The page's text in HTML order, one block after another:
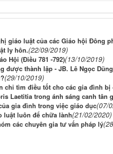
giáo luật của các Giáo hội Đông
ly hôn.(22/09/2019)
Hội (Điều 781 -792)(13/10/2019)
được thành lập - JB. Lê Ngọc Dũng
(29/10/2019)
chỉ tìm điều tốt cho các gia đình bị
Laetitia trong ánh sáng canh tân
gia đình trong việc giáo dục(07/
luật luôn để chữa lành(21/02/2020)
các chuyên gia tư vấn pháp lý